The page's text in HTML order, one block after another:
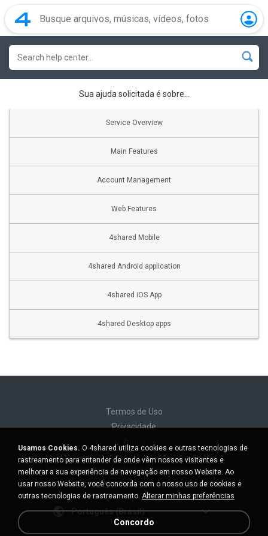
Sua ajuda solicitada é sobre...
Service Overview
Main Features
Account Management
Web Features
4shared Mobile
4shared Android application
4shared iOS App
4shared Desktop apps
Termos de Uso
Privacidade
Não venda minhas informações pessoais
Não compartilhe minhas informações pessoais
Português (Brasil)
Usamos Cookies. O 4shared utiliza cookies e outras tecnologias de
rastreamento para entender de onde vêm nossos visitantes e
melhorar a sua experiência de navegação em nosso Website. Ao
usar nosso Website, você concorda com o nosso uso de cookies e
outras tecnologias de rastreamento. Alterar minhas preferências
Concordo